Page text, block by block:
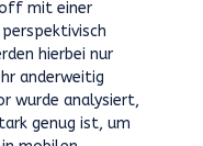
mit einer
hierbei nur
anderweitig
wurde analysiert,
genug ist, um